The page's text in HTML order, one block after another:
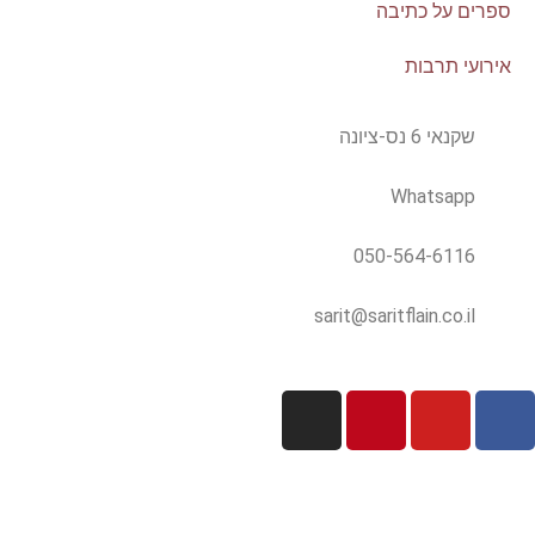
ספרים על כתיבה
אירועי תרבות
שקנאי 6 נס-ציונה
Whatsapp
050-564-6116
sarit@saritflain.co.il